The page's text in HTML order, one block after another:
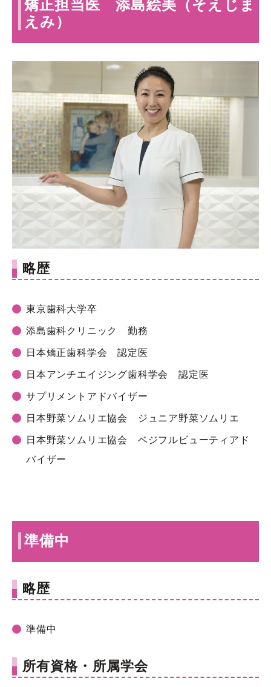
矯正担当医 添島絵美（そえじま
えみ）
略歴
東京歯科大学卒
添島歯科クリニック 勤務
日本矯正歯科学会 認定医
日本アンチエイジング歯科学会 認定医
サプリメントアドバイザー
日本野菜ソムリエ協会 ジュニア野菜ソムリエ
日本野菜ソムリエ協会 ベジフルビューティアド
バイザー
準備中
略歴
準備中
所有資格・所属学会